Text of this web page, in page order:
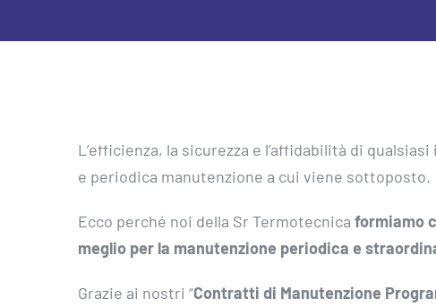
L’efficienza, la sicurezza e l’affidabilità di
e periodica manutenzione a cui viene sottoposto.
Ecco perché noi della Sr Termotecnica formiamo
meglio per la manutenzione periodica e
Grazie ai nostri “Contratti di Manutenzione